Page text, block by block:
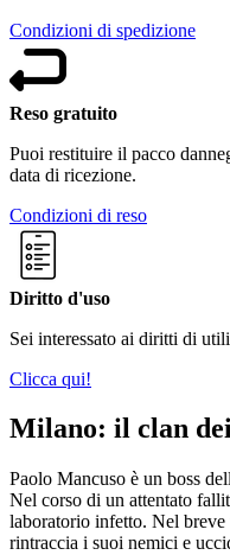
Condizioni di spedizione
Reso gratuito
Puoi restituire il pacco
data di ricezione.
Condizioni di reso
Diritto d'uso
Sei interessato ai diritti di
Clicca qui!
Milano: il clan
Paolo Mancuso è un boss
Nel corso di un attentato
laboratorio infetto. Nel
rintraccia i suoi nemici e